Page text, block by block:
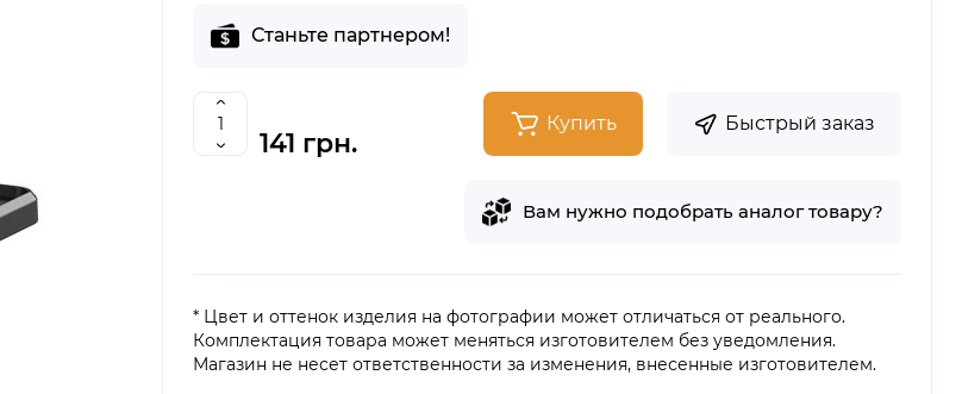
Станьте партнером!
141 грн.
Купить Быстрый заказ
Вам нужно подобрать аналог товару?
* Цвет и оттенок изделия на фотографии может отличаться от реального.
Комплектация товара может меняться изготовителем без уведомления.
Магазин не несет ответственности за изменения, внесенные изготовителем.